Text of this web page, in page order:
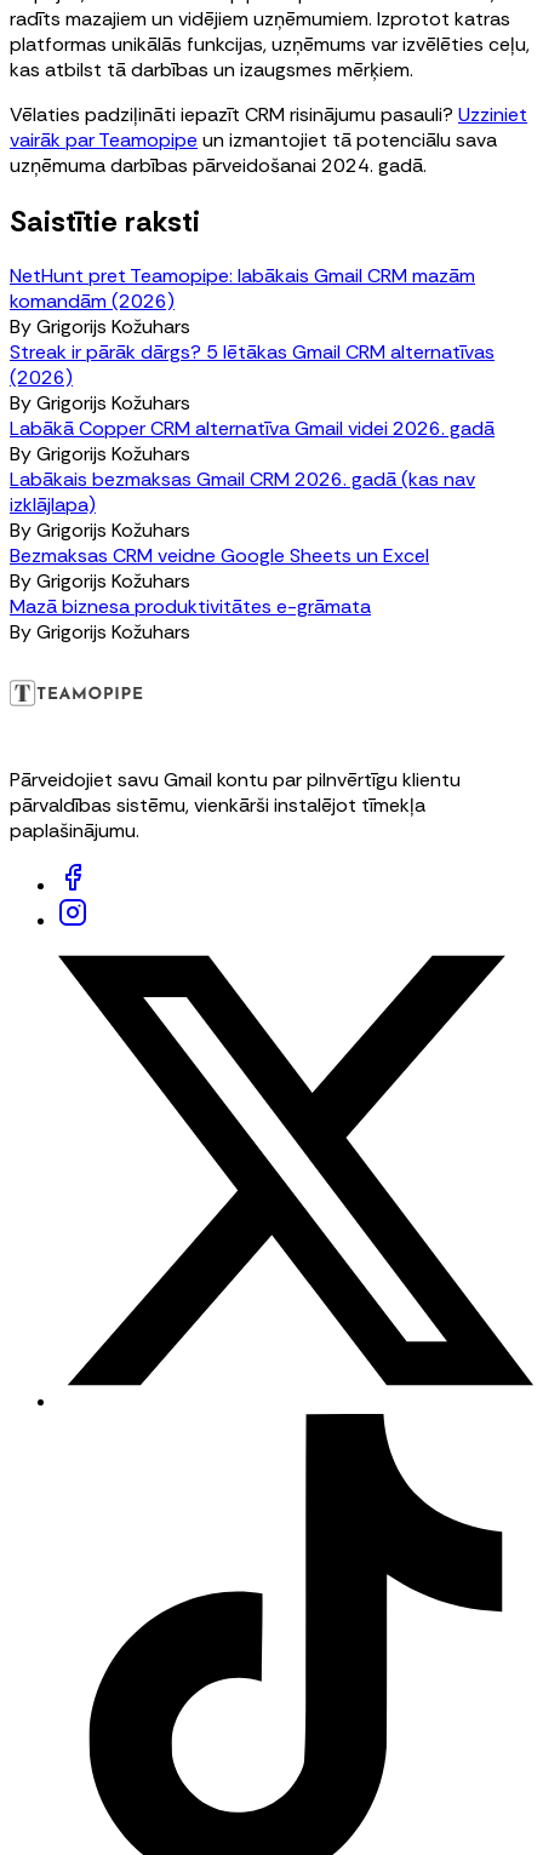
radīts mazajiem un vidējiem uzņēmumiem. Izprotot katras
platformas unikālās funkcijas, uzņēmums var izvēlēties ceļu,
kas atbilst tā darbības un izaugsmes mērķiem.
Vēlaties padziļināti iepazīt CRM risinājumu pasauli? Uzziniet
vairāk par Teamopipe un izmantojiet tā potenciālu sava
uzņēmuma darbības pārveidošanai 2024. gadā.
Saistītie raksti
NetHunt pret Teamopipe: labākais Gmail CRM mazām
komandām (2026)
ByGrigorijs Kožuhars
Streak ir pārāk dārgs? 5 lētākas Gmail CRM alternatīvas
(2026)
ByGrigorijs Kožuhars
Labākā Copper CRM alternatīva Gmail videi 2026. gadā
ByGrigorijs Kožuhars
Labākais bezmaksas Gmail CRM 2026. gadā (kas nav
izklājlapa)
ByGrigorijs Kožuhars
Bezmaksas CRM veidne Google Sheets un Excel
ByGrigorijs Kožuhars
Mazā biznesa produktivitātes e-grāmata
ByGrigorijs Kožuhars
Pārveidojiet savu Gmail kontu par pilnvērtīgu klientu
pārvaldības sistēmu, vienkārši instalējot tīmekļa
paplašinājumu.